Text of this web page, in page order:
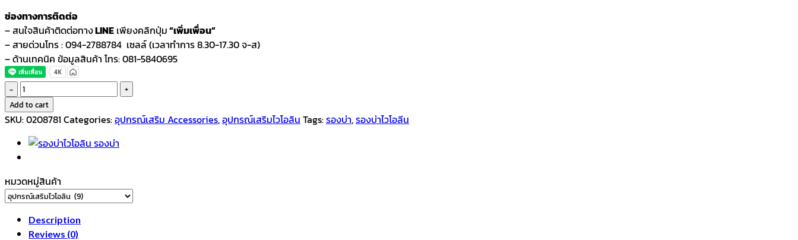
ช่องทางการติดต่อ
– สนใจสินค้าติดต่อทางLINE เพียงคลิกปุ่ม“เพิ่มเพื่อน”
– สายด่วนโทร : 094-2788784 เซลล์ (เวลาทำการ 8.30-17.30 จ-ส)
– ด้านเทคนิค ข้อมูลสินค้า โทร: 081-5840695
FOM
รอง
บ่า
รุ่นV-
06
ขนาด3/4
,4/4
quantity
Add to cart
SKU:0208781 Categories:อุปกรณ์เสริม Accessories,อุปกรณ์เสริมไวโอลิน Tags:รองบ่า,รองบ่าไวโอลีน
หมวดหมู่สินค้า
Description
Reviews (0)